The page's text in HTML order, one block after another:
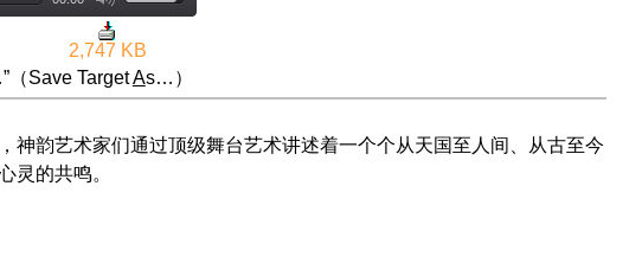
2,747 KB
（Save TargetAs…）
韵艺术家们通过顶级舞台艺术讲述着一个个从天国至人间、从古至今
灵的共鸣。